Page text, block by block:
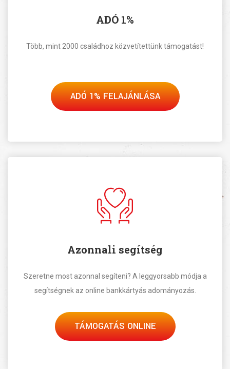
ADÓ 1%
Több, mint 2000 családhoz közvetítettünk támogatást!
ADÓ 1% FELAJÁNLÁSA
Azonnali segítség
Szeretne most azonnal segíteni? A leggyorsabb módja a
segítségnek az online bankkártyás adományozás.
TÁMOGATÁS ONLINE